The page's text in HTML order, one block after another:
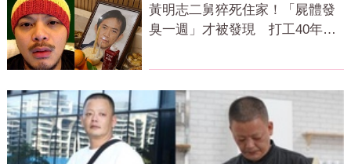
黃明志二舅猝死住家！「屍體發
臭一週」才被發現 打工40年悲